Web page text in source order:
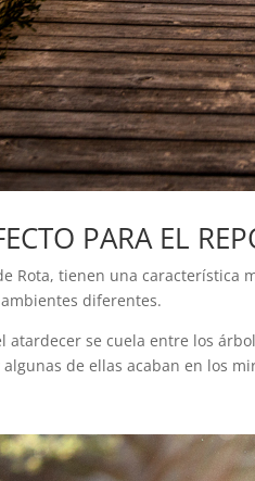
PARA EL
Rota, tienen una característica
diferentes.
atardecer se cuela entre los
de ellas acaban en los